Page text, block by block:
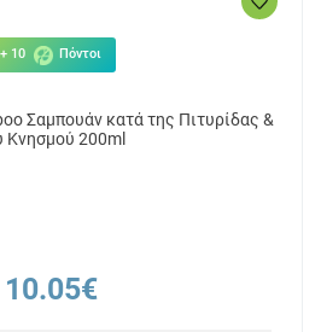
+ 10 Πόντοι
Σαμπουάν κατά της Πιτυρίδας &
Κνησμού 200ml
10.05€